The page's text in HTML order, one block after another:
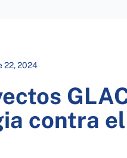
22, 2024
contra